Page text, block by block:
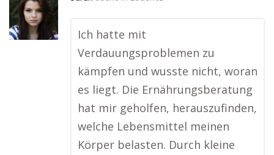
Ich hatte mit
Verdauungsproblemen zu
kämpfen und wusste nicht, woran
es liegt. Die Ernährungsberatung
hat mir geholfen, herauszufinden,
welche Lebensmittel meinen
Körper belasten. Durch kleine